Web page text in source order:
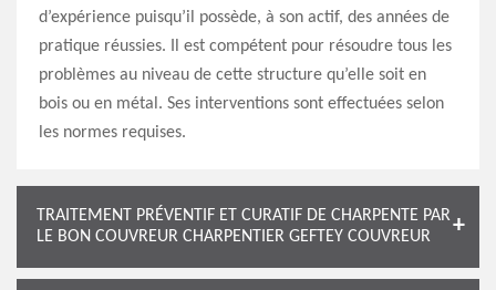
d’expérience puisqu’il possède, à son actif, des années de
pratique réussies. Il est compétent pour résoudre tous les
problèmes au niveau de cette structure qu’elle soit en
bois ou en métal. Ses interventions sont effectuées selon
les normes requises.
TRAITEMENT PRÉVENTIF ET CURATIF DE CHARPENTE PAR
LE BON COUVREUR CHARPENTIER GEFTEY COUVREUR